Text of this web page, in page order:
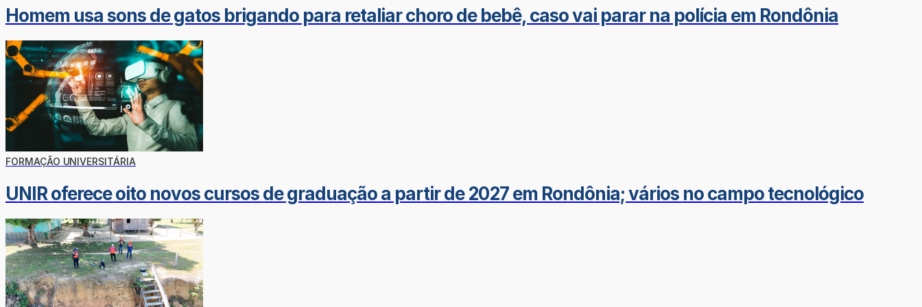
Homem usa sons de gatos brigando para retaliar choro de bebê, caso vai parar na polícia em Rondônia
FORMAÇÃO UNIVERSITÁRIA
UNIR oferece oito novos cursos de graduação a partir de 2027 em Rondônia; vários no campo tecnológico